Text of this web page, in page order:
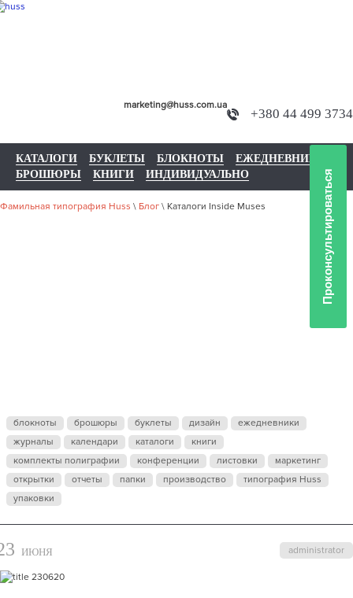
+380 44 499 3734
marketing@huss.com.ua
КАТАЛОГИ БУКЛЕТЫ БЛОКНОТЫ
ЕЖЕДНЕВНИКИ
БРОШЮРЫ
КНИГИ ИНДИВИДУАЛЬНО
Фамильная типография Huss \ Блог \ Каталоги Inside Muses
MUSES
блокноты брошюры буклеты дизайн
ежедневники
журналы
календари каталоги
книги
комплекты полиграфии
конференции листовки
маркетинг
открытки
отчеты папки производство
типография Huss
упаковки
administrator
ИЮНЯ
Проконсультироваться